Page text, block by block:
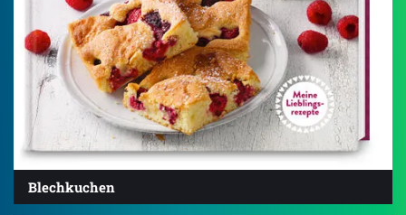
Blechkuchen